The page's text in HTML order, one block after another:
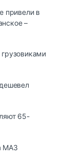
привели в
–
65-
МАЗ